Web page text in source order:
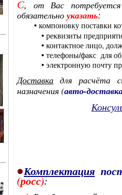
С, от
Вас
обязательно указать:
• компоновку поставки
• реквизиты
• контактное лицо,
• телефоны/факс для
• электронную почту
Доставка
для расчёта
назначения (авто-
К
•Комплектация
(росс):